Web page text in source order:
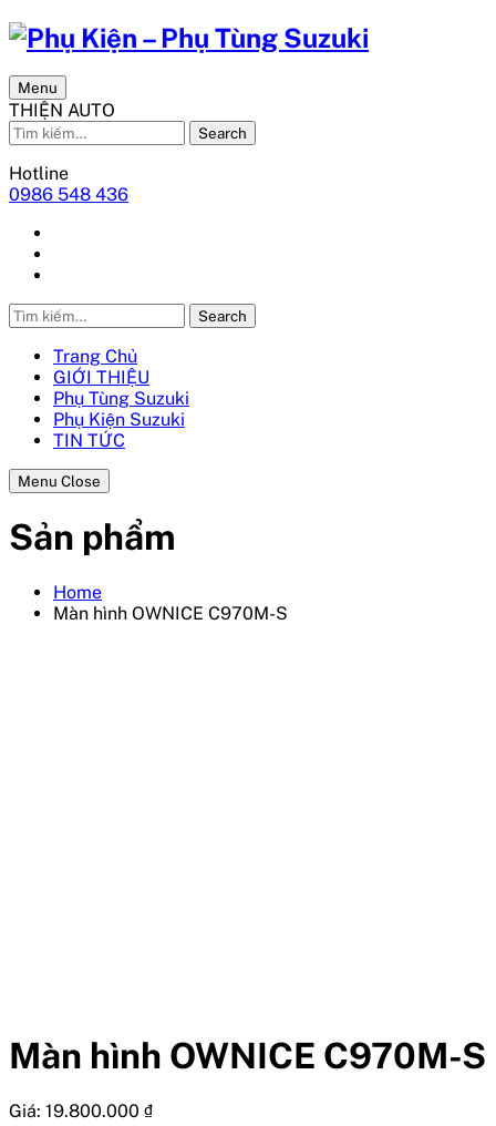
Menu
THIỆN AUTO
Search
Hotline
0986 548 436
Search
Trang Chủ
GIỚI THIỆU
Phụ Tùng Suzuki
Phụ Kiện Suzuki
TIN TỨC
Menu Close
Sản phẩm
Home
Màn hình OWNICE C970M-S
Màn hình OWNICE C970M-S
Giá: 19.800.000 ₫